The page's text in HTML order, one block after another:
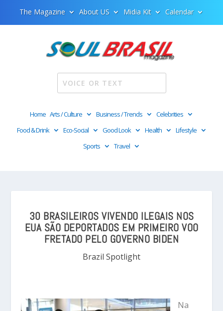
The Magazine About US Midia Kit Calendar
Home Arts / Culture Business / Trends
Celebrities
Food & Drink
Eco-Social Good Look Health
Lifestyle
Sports
Travel
30 BRASILEIROS VIVENDO ILEGAIS NOS
EUA SÃO DEPORTADOS EM PRIMEIRO VOO
FRETADO PELO GOVERNO BIDEN
Brazil Spotlight
Na